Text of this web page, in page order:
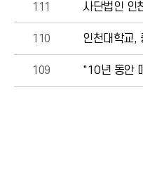
111 사단법인 인
110 인천대학교,
109 "10년 동안